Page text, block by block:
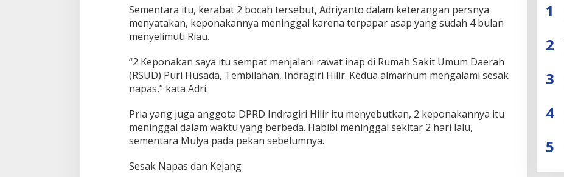
T
a
K
o
n
2
B
c
Sementara itu, kerabat 2 bocah tersebut, Adriyanto dalam keterangan persnya
menyatakan, keponakannya meninggal karena terpapar asap yang sudah 4 bulan
menyelimuti Riau.
“2 Keponakan saya itu sempat menjalani rawat inap di Rumah Sakit Umum Daerah
(RSUD) Puri Husada, Tembilahan, Indragiri Hilir. Kedua almarhum mengalami sesak
napas,” kata Adri.
Pria yang juga anggota DPRD Indragiri Hilir itu menyebutkan, 2 keponakannya itu
meninggal dalam waktu yang berbeda. Habibi meninggal sekitar 2 hari lalu,
sementara Mulya pada pekan sebelumnya.
Sesak Napas dan Kejang
1
2
3
4
5